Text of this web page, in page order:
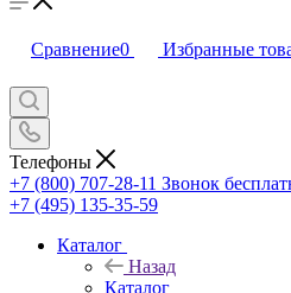
Сравнение0 Избранные
Телефоны
+7 (800) 707-28-11 Звонок
+7 (495) 135-35-59
Каталог
Назад
Каталог